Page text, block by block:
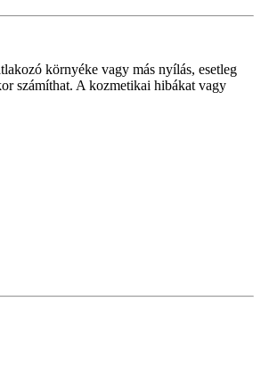
környéke vagy más nyílás, esetleg
számíthat. A kozmetikai hibákat vagy